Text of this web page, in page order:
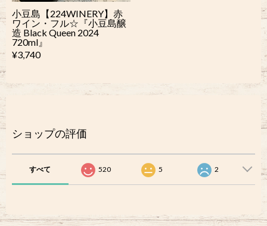
小豆島【224WINERY】赤
ワイン・フル☆『小豆島醸
造 Black Queen 2024
720ml』
¥3,740
ショップの評価
すべて 520 5 2